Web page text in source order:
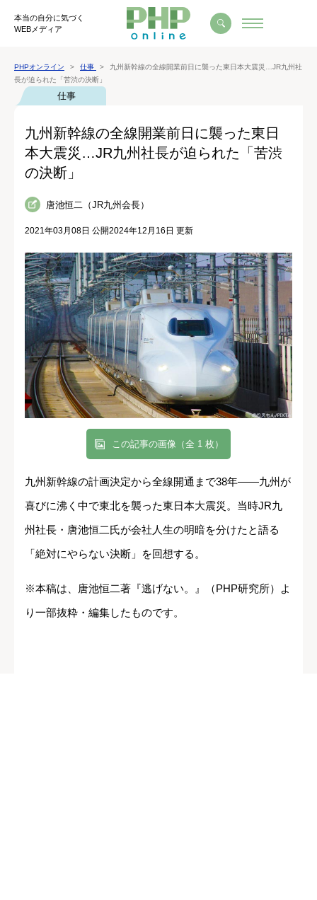
本当の自分に気づく
WEBメディア
PHPオンライン 仕事
九州新幹線の全線開業前日に襲った東日本大震災…JR九州社
長が迫られた「苦渋の決断」
仕事
九州新幹線の全線開業前日に襲った東日
本大震災…JR九州社長が迫られた「苦渋
の決断」
唐池恒二（JR九州会長）
2021年03月08日 公開2024年12月16日 更新
この記事の画像（全 1 枚）
九州新幹線の計画決定から全線開通まで38年――九州が
喜びに沸く中で東北を襲った東日本大震災。当時JR九
州社長・唐池恒二氏が会社人生の明暗を分けたと語る
「絶対にやらない決断」を回想する。
※本稿は、唐池恒二著『逃げない。』（PHP研究所）よ
り一部抜粋・編集したものです。